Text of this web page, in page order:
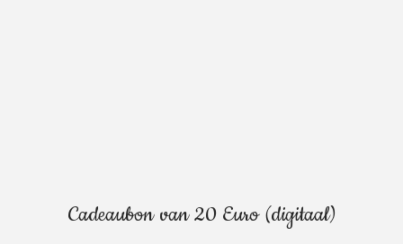
Cadeaubon van 20 Euro (digitaal)